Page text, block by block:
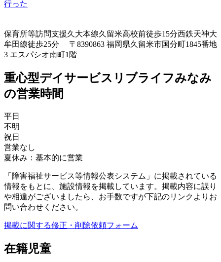
行った
保育所等訪問支援久大本線久留米高校前徒歩15分西鉄天神大
牟田線徒歩25分 〒8390863 福岡県久留米市国分町1845番地
3 エスパシオ南町1階
重心型デイサービスリブライフみなみ
の営業時間
平日
不明
祝日
営業なし
夏休み：基本的に営業
「障害福祉サービス等情報公表システム」に掲載されている
情報をもとに、施設情報を掲載しています。掲載内容に誤り
や相違がございましたら、お手数ですが下記のリンクよりお
問い合わせください。
掲載に関する修正・削除依頼フォーム
在籍児童